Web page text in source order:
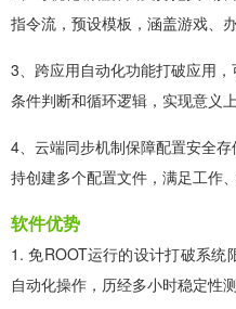
指令流，预设模板，涵盖游戏、办
3、跨应用自动化功能打破应用
条件判断和循环逻辑，实现意义
4、云端同步机制保障配置安全
持创建多个配置文件，满足工作
软件优势
1. 免ROOT运行的设计打破系
自动化操作，历经多小时稳定性